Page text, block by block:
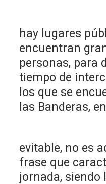
Que
hay lugares
encuentran
personas, para
tiempo de
los que se
las Banderas,
Que,
evitable, no es
frase que
jornada, siendo